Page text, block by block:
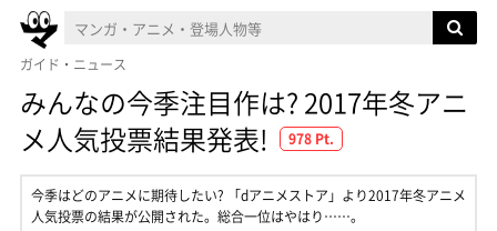
ガイド・ニュース
みんなの今季注目作は? 2017年冬アニ
メ人気投票結果発表!
978 Pt.
今季はどのアニメに期待したい? 「dアニメストア」より2017年冬アニメ
人気投票の結果が公開された。総合一位はやはり……。